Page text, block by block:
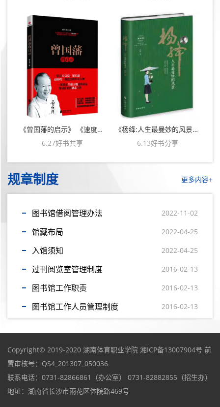
《曾国藩的启示》 《速度、灵敏和反应训练》
6.27好书共享
《杨绛:人生最曼妙的风景》 《运动技能提升指南》
6.13好书分享
规章制度 更多内容+
图书馆借阅管理办法 2022-11-02
馆藏布局 2022-04-25
入馆须知 2022-04-25
过刊阅览室管理制度 2016-02-13
图书馆工作职责 2016-02-13
图书馆工作人员管理制度 2016-02-13
Copyright© 2019-2020 湖南体育职业学院 湘ICP备13007904号 前
置审核号：QS4_201307_050036
联系电话：0731-82866861（办公室） 0731-82882855（招生办）
地址：湖南省长沙市雨花区体院路469号